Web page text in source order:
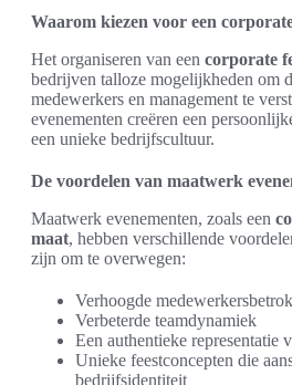
Waarom kiezen voor een
Het organiseren van een corporate
bedrijven talloze mogelijkheden om
medewerkers en management te
evenementen creëren een
een unieke bedrijfscultuur.
De voordelen van maatwerk
Maatwerk evenementen, zoals een
maat, hebben verschillende
zijn om te overwegen:
Verhoogde
Verbeterde teamdynamiek
Een authentieke representatie
Unieke feestconcepten die
bedrijfsidentiteit